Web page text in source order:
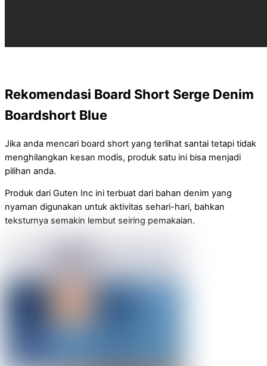
Rekomendasi Board Short Serge Denim
Boardshort Blue
Jika anda mencari board short yang terlihat santai tetapi tidak
menghilangkan kesan modis, produk satu ini bisa menjadi
pilihan anda.
Produk dari Guten Inc ini terbuat dari bahan denim yang
nyaman digunakan untuk aktivitas sehari-hari, bahkan
teksturnya semakin lembut seiring pemakaian.